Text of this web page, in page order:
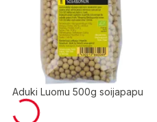
Aduki Luomu 500g soijapapu